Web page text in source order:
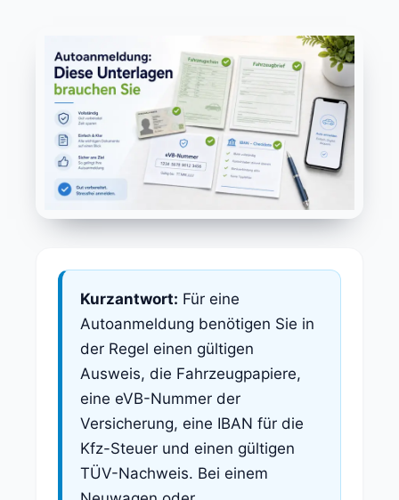
Kurzantwort: Für eine
Autoanmeldung benötigen Sie in
der Regel einen gültigen
Ausweis, die Fahrzeugpapiere,
eine eVB-Nummer der
Versicherung, eine IBAN für die
Kfz-Steuer und einen gültigen
TÜV-Nachweis. Bei einem